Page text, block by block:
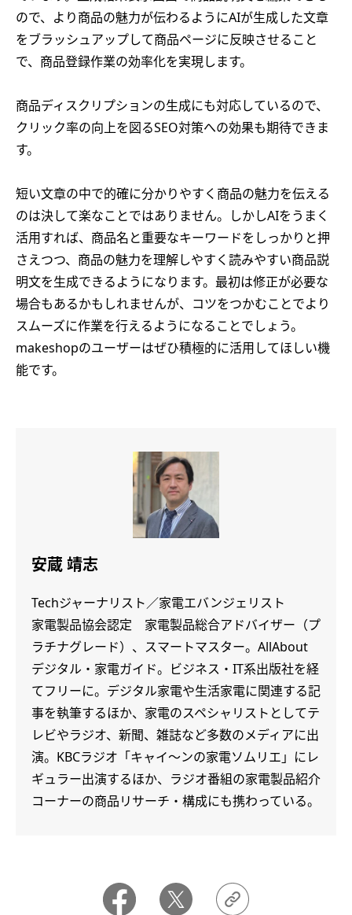
ので、より商品の魅力が伝わるようにAIが生成した文章
をブラッシュアップして商品ページに反映させること
で、商品登録作業の効率化を実現します。
商品ディスクリプションの生成にも対応しているので、
クリック率の向上を図るSEO対策への効果も期待できま
す。
短い文章の中で的確に分かりやすく商品の魅力を伝える
のは決して楽なことではありません。しかしAIをうまく
活用すれば、商品名と重要なキーワードをしっかりと押
さえつつ、商品の魅力を理解しやすく読みやすい商品説
明文を生成できるようになります。最初は修正が必要な
場合もあるかもしれませんが、コツをつかむことでより
スムーズに作業を行えるようになることでしょう。
makeshopのユーザーはぜひ積極的に活用してほしい機
能です。
安蔵 靖志
Techジャーナリスト／家電エバンジェリスト
家電製品協会認定 家電製品総合アドバイザー（プ
ラチナグレード）、スマートマスター。AllAbout
デジタル・家電ガイド。ビジネス・IT系出版社を経
てフリーに。デジタル家電や生活家電に関連する記
事を執筆するほか、家電のスペシャリストとしてテ
レビやラジオ、新聞、雑誌など多数のメディアに出
演。KBCラジオ「キャイ～ンの家電ソムリエ」にレ
ギュラー出演するほか、ラジオ番組の家電製品紹介
コーナーの商品リサーチ・構成にも携わっている。